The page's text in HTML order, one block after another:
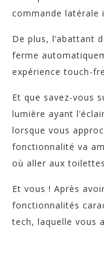
commande latérale
De plus, l’abattant
ferme
expérience touch-
Et que savez-vous
lumière ayant
lorsque vous
fonctionnalité va
où aller aux
Et vous ! Après
fonctionnalités
tech, laquelle vous